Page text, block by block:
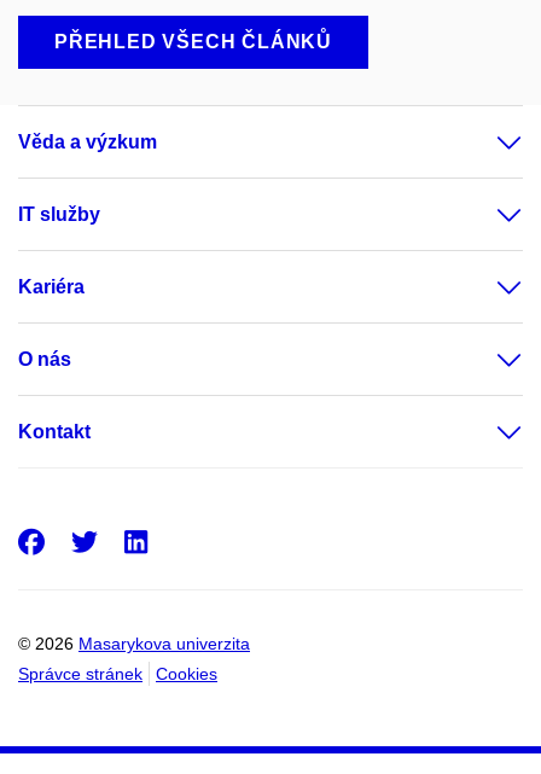
PŘEHLED VŠECH ČLÁNKŮ
Věda a výzkum
IT služby
Kariéra
O nás
Kontakt
© 2026 Masarykova univerzita
Správce stránek
Cookies
Facebook
Twitter